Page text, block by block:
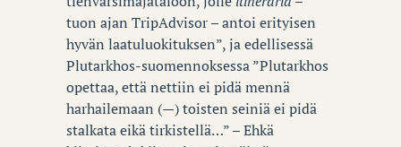
tuon ajan TripAdvisor – antoi erityisen
hyvän laatuluokituksen”, ja edellisessä
Plutarkhos-suomennoksessa ”Plutarkhos
opettaa, että nettiin ei pidä mennä
harhailemaan (—) toisten seiniä ei pidä
stalkata eikä tirkistellä…” – Ehkä